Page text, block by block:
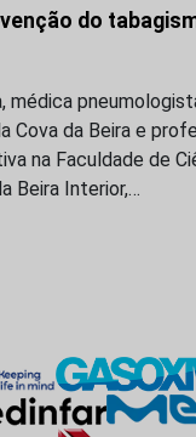
do
médica
Cova da Beira e
na Faculdade de
Beira Interior,…